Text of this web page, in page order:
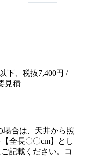
下、税抜7,400円 /
見積
合は、天井から照
全長〇〇cm】とし
記載ください。コ